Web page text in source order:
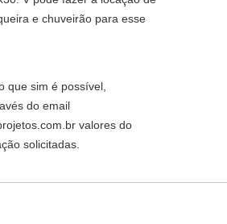
e chuveirão para esse
que sim é possível,
do email
valores do
solicitadas.